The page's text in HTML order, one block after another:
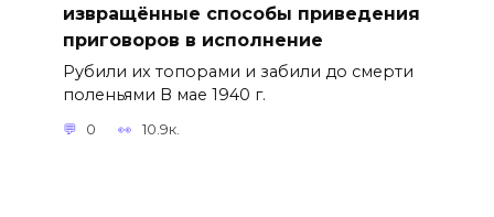
извращённые способы приведения
приговоров в исполнение
Рубили их топорами и забили до смерти
поленьями В мае 1940 г.
0 10.9к.